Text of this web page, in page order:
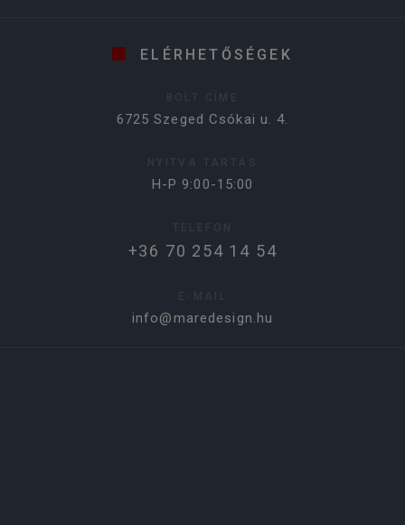
ELÉRHETŐSÉGEK
6725 Szeged Csókai u. 4.
H-P 9:00-15:00
+36 70 254 14 54
info@maredesign.hu